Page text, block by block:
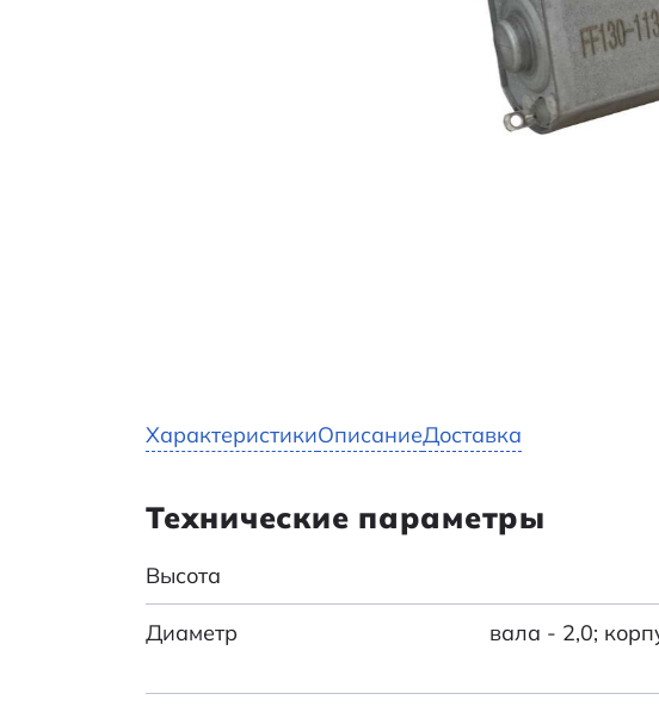
ХарактеристикиОписаниеДоставка
Технические параметры
Высота
Диаметр
вала - 2,0;